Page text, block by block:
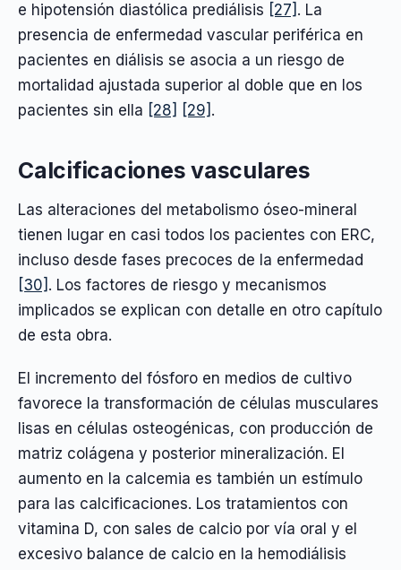
e hipotensión diastólica prediálisis [27] . La
presencia de enfermedad vascular periférica en
pacientes en diálisis se asocia a un riesgo de
mortalidad ajustada superior al doble que en los
pacientes sin ella [28] [29] .
Calcificaciones vasculares
Las alteraciones del metabolismo óseo-mineral
tienen lugar en casi todos los pacientes con ERC,
incluso desde fases precoces de la enfermedad
[30] . Los factores de riesgo y mecanismos
implicados se explican con detalle en otro capítulo
de esta obra.
El incremento del fósforo en medios de cultivo
favorece la transformación de células musculares
lisas en células osteogénicas, con producción de
matriz colágena y posterior mineralización. El
aumento en la calcemia es también un estímulo
para las calcificaciones. Los tratamientos con
vitamina D, con sales de calcio por vía oral y el
excesivo balance de calcio en la hemodiálisis